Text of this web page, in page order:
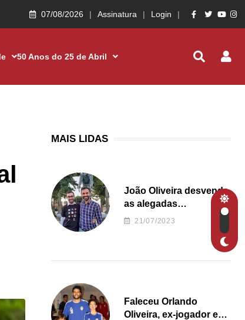
07/08/2026 Assinatura Login
50 Anos do 25 de Abril
MAIS LIDAS
João Oliveira desvenda
as alegadas
irregularidades da
Junta de Freguesia S.
21/07/2023
Faleceu Orlando
Oliveira, ex-jogador e